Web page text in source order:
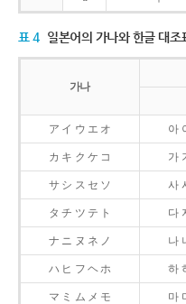
표 4 일본어의 가나와 한글 대조
가나
ア イ ウ エ オ 아
カ キ ク ケ コ 가
サ シ ス セ ソ 사
タ チ ツ テ ト 다
ナ ニ ヌ ネ ノ 나
ハ ヒ フ ヘ ホ 하
マ ミ ム メ モ 마